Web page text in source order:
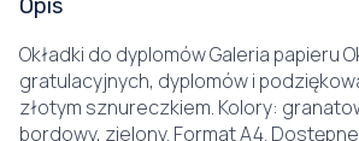
Opis
Okładki do dyplomów Galeria papieru
gratulacyjnych, dyplomów i
złotym sznureczkiem. Kolory:
bordowy, zielony. Format A4.